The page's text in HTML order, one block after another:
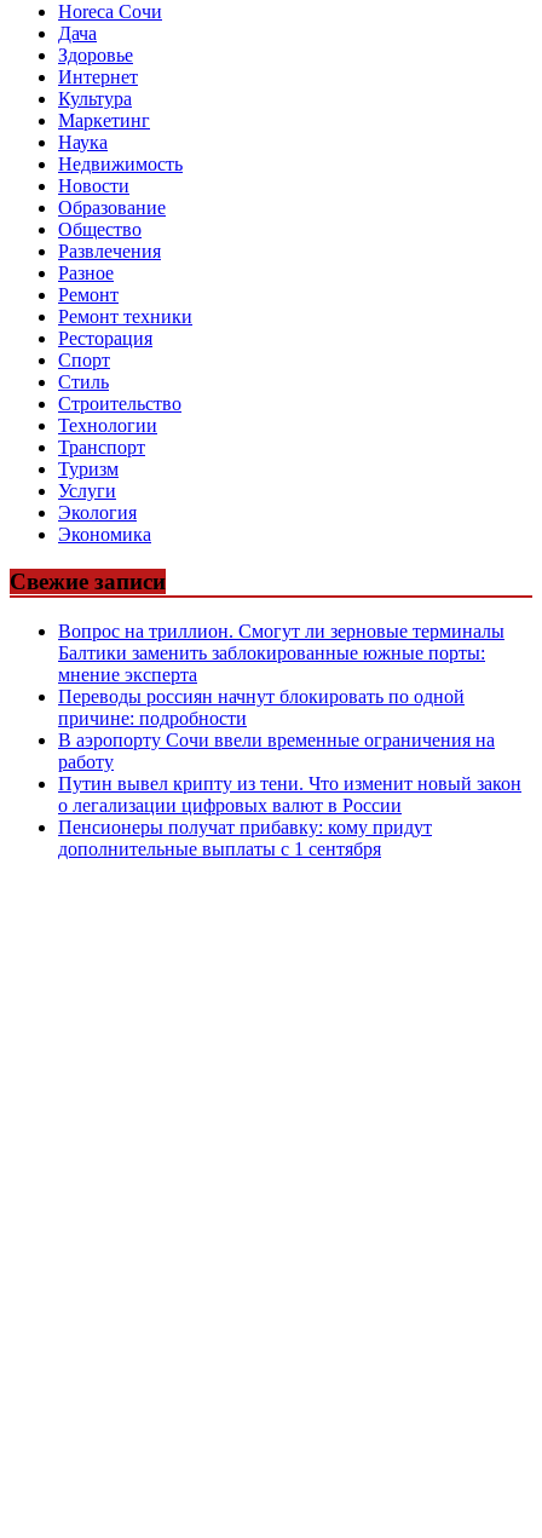
Horeca Сочи
Дача
Здоровье
Интернет
Культура
Маркетинг
Наука
Недвижимость
Новости
Образование
Общество
Развлечения
Разное
Ремонт
Ремонт техники
Ресторация
Спорт
Стиль
Строительство
Технологии
Транспорт
Туризм
Услуги
Экология
Экономика
Свежие записи
Вопрос на триллион. Смогут ли зерновые терминалы
Балтики заменить заблокированные южные порты:
мнение эксперта
Переводы россиян начнут блокировать по одной
причине: подробности
В аэропорту Сочи ввели временные ограничения на
работу
Путин вывел крипту из тени. Что изменит новый закон
о легализации цифровых валют в России
Пенсионеры получат прибавку: кому придут
дополнительные выплаты с 1 сентября